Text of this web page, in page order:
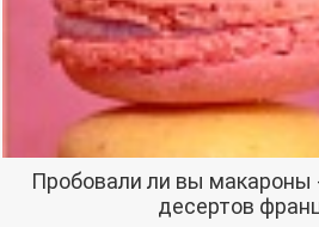
Пробовали ли вы
десертов